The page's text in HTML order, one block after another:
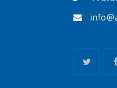
Twitter